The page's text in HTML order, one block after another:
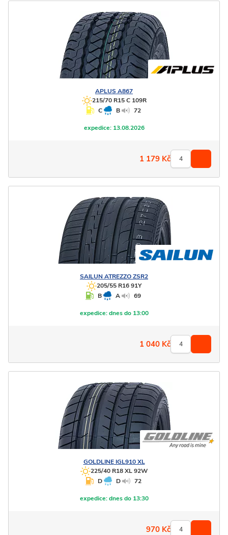
APLUSA867
215/70 R15 C 109R
C
B 72
expedice:13.08.2026
1 179 Kč
SAILUN ATREZZO ZSR2
205/55 R16 91Y
B
A 69
expedice:dnes do 13:00
1 040 Kč
GOLDLINEIGL910 XL
225/40 R18 XL 92W
D
D 72
expedice:dnes do 13:30
970 Kč